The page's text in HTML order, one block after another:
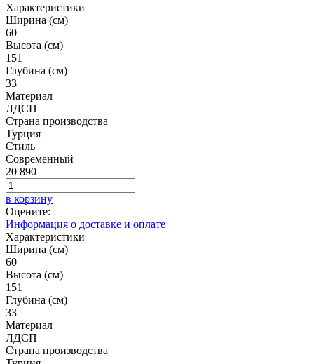
Характеристики
Ширина (см)
60
Высота (см)
151
Глубина (см)
33
Материал
ЛДСП
Страна производства
Турция
Стиль
Современный
20 890
в корзину
Оцените:
Информация о доставке и оплате
Характеристики
Ширина (см)
60
Высота (см)
151
Глубина (см)
33
Материал
ЛДСП
Страна производства